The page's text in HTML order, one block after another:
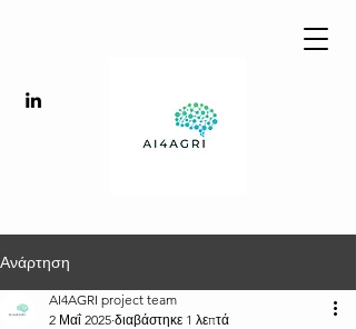
Ανάρτηση
AI4AGRI project team
2 Μαΐ 2025 διαβάστηκε 1 λεπτά